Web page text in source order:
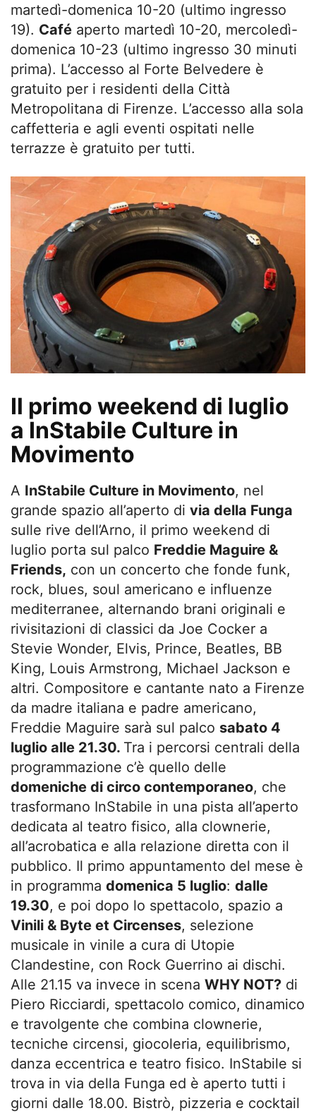
martedì-domenica 10-20 (ultimo ingresso
19). Café aperto martedì 10-20, mercoledì-
domenica 10-23 (ultimo ingresso 30 minuti
prima). L’accesso al Forte Belvedere è
gratuito per i residenti della Città
Metropolitana di Firenze. L’accesso alla sola
caffetteria e agli eventi ospitati nelle
terrazze è gratuito per tutti.
Il primo weekend di luglio
a InStabile Culture in
Movimento
A InStabile Culture in Movimento, nel
grande spazio all’aperto di via della Funga
sulle rive dell’Arno, il primo weekend di
luglio porta sul palco Freddie Maguire &
Friends, con un concerto che fonde funk,
rock, blues, soul americano e influenze
mediterranee, alternando brani originali e
rivisitazioni di classici da Joe Cocker a
Stevie Wonder, Elvis, Prince, Beatles, BB
King, Louis Armstrong, Michael Jackson e
altri. Compositore e cantante nato a Firenze
da madre italiana e padre americano,
Freddie Maguire sarà sul palco sabato 4
luglio alle 21.30. Tra i percorsi centrali della
programmazione c’è quello delle
domeniche di circo contemporaneo, che
trasformano InStabile in una pista all’aperto
dedicata al teatro fisico, alla clownerie,
all’acrobatica e alla relazione diretta con il
pubblico. Il primo appuntamento del mese è
in programma domenica 5 luglio: dalle
19.30, e poi dopo lo spettacolo, spazio a
Vinili & Byte et Circenses, selezione
musicale in vinile a cura di Utopie
Clandestine, con Rock Guerrino ai dischi.
Alle 21.15 va invece in scena WHY NOT? di
Piero Ricciardi, spettacolo comico, dinamico
e travolgente che combina clownerie,
tecniche circensi, giocoleria, equilibrismo,
danza eccentrica e teatro fisico. InStabile si
trova in via della Funga ed è aperto tutti i
giorni dalle 18.00. Bistrò, pizzeria e cocktail